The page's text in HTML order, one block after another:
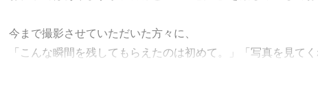
カメラマン歴は20年。
家族写真、プロフィール写真、イベント写真、ウェディング
今まで撮影させていただいた方々に、
「こんな瞬間を残してもらえたのは初めて。」「写真を見て